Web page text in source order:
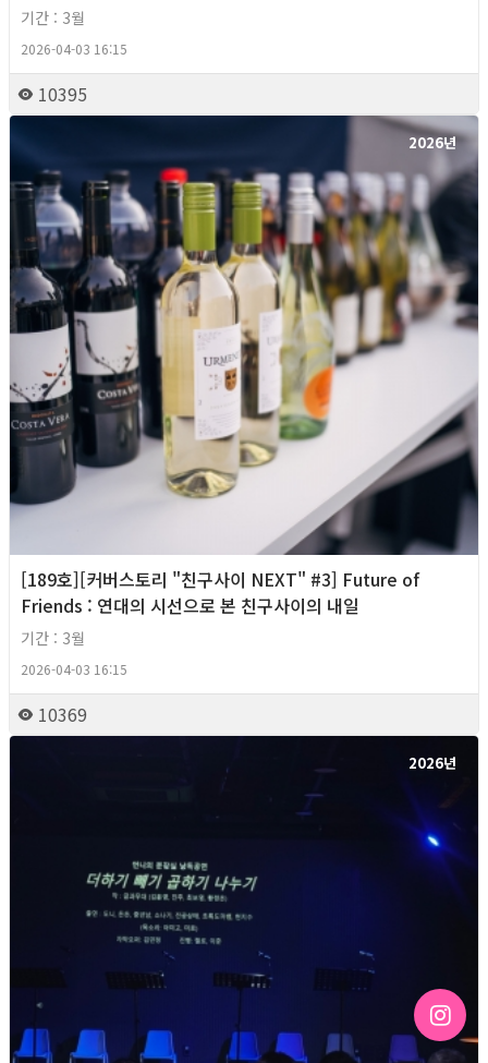
기간 : 3월
2026-04-03 16:15
10395
2026년
[189호][커버스토리 "친구사이 NEXT" #3] Future of
Friends : 연대의 시선으로 본 친구사이의 내일
기간 : 3월
2026-04-03 16:15
10369
2026년